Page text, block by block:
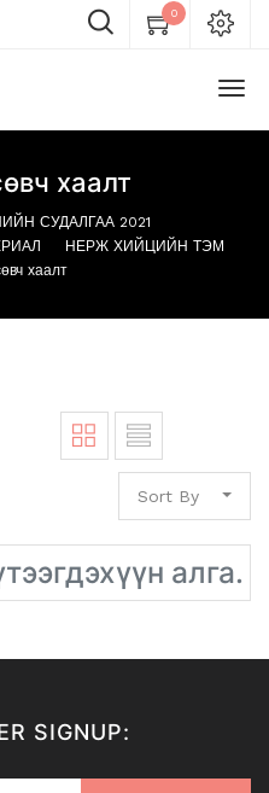
0
хаалт
СУДАЛГАА 2021
НЕРЖ ХИЙЦИЙН ТЭМ
хаалт
Sort By
алга.
SIGNUP: